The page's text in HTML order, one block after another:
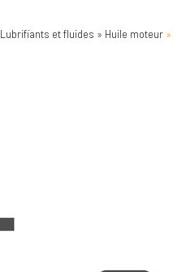
Lubrifiants et fluides Huile moteur